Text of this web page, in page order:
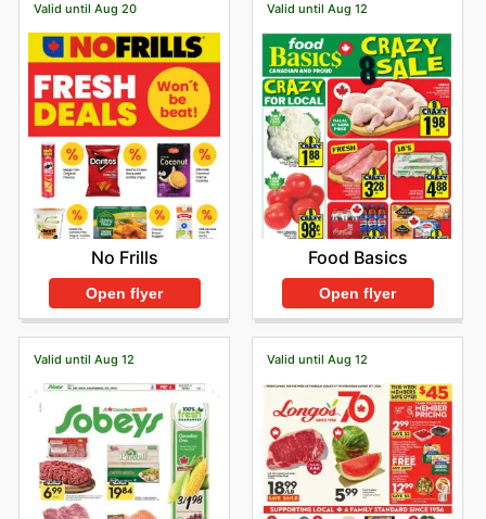
Valid until Aug 20
No Frills
Open flyer
Valid until Aug 12
Food Basics
Open flyer
Valid until Aug 12 Valid until Aug 12